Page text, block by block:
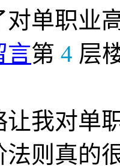
对单职业
言第 4 层
让我对单
法则真的